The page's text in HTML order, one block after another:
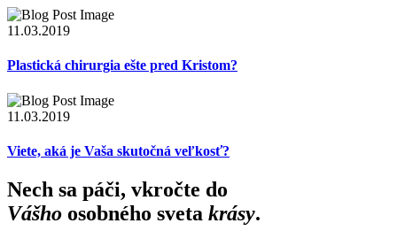
11.03.2019
Plastická chirurgia ešte pred Kristom?
11.03.2019
Viete, aká je Vaša skutočná veľkosť?
Nech sa páči, vkročte do
Vášho osobného sveta krásy.